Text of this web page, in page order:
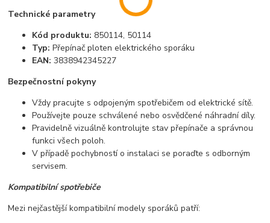
Technické parametry
Kód produktu: 850114, 50114
Typ: Přepínač ploten elektrického sporáku
EAN: 3838942345227
Bezpečnostní pokyny
Vždy pracujte s odpojeným spotřebičem od elektrické sítě.
Používejte pouze schválené nebo osvědčené náhradní díly.
Pravidelně vizuálně kontrolujte stav přepínače a správnou
funkci všech poloh.
V případě pochybností o instalaci se poraďte s odborným
servisem.
Kompatibilní spotřebiče
Mezi nejčastější kompatibilní modely sporáků patří: